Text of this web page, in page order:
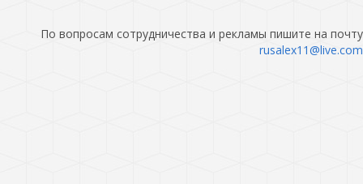
По вопросам сотрудничества и рекламы пишите на почту
rusalex11@live.com